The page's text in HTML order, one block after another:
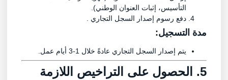
التأسيس، إثبات العنوان الوطني).
دفع رسوم إصدار السجل التجاري .
مدة التسجيل:
يتم إصدار السجل التجاري عادةً خلال 1-3 أيام عمل.
5. الحصول على التراخيص اللازمة